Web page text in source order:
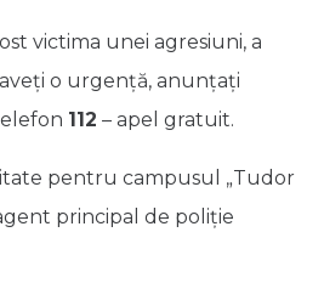
victima unei agresiuni, a
o urgenţă, anunţaţi
112 – apel gratuit.
pentru campusul „Tudor
principal de poliție